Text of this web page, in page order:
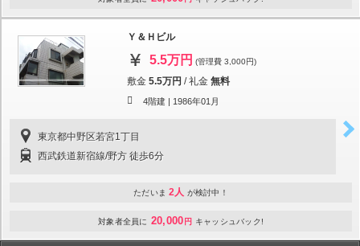
Ｙ＆Ｈビル
5.5万円 (管理費 3,000円)
敷金 5.5万円 /礼金 無料
4階建 | 1986年01月
東京都中野区若宮1丁目
西武鉄道新宿線/野方 徒歩6分
ただいま 2人 が検討中！
対象者全員に 20,000 円 キャッシュバック!